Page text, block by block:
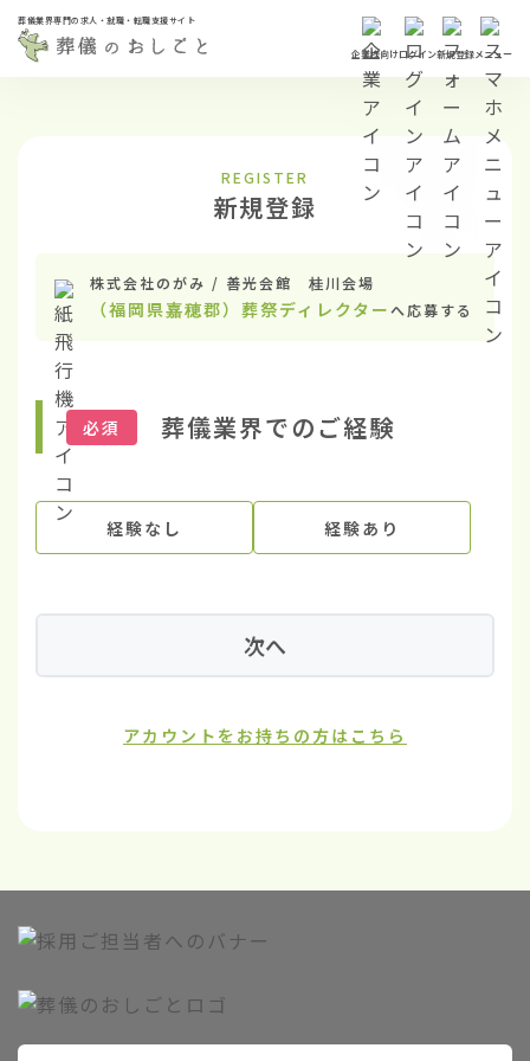
葬儀業界専門の求人・就職・転職支援サイト
企業様向けログイン新規登録メニュー
REGISTER
新規登録
株式会社のがみ / 善光会館 桂川会場
（福岡県嘉穂郡）葬祭ディレクターへ応募する
必須 葬儀業界でのご経験
経験なし 経験あり
次へ
アカウントをお持ちの方はこちら